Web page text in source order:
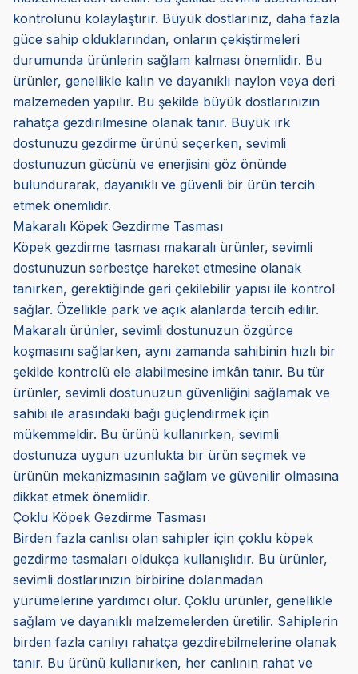
kontrolünü kolaylaştırır. Büyük dostlarınız, daha fazla
güce sahip olduklarından, onların çekiştirmeleri
durumunda ürünlerin sağlam kalması önemlidir. Bu
ürünler, genellikle kalın ve dayanıklı naylon veya deri
malzemeden yapılır. Bu şekilde büyük dostlarınızın
rahatça gezdirilmesine olanak tanır. Büyük ırk
dostunuzu gezdirme ürünü seçerken, sevimli
dostunuzun gücünü ve enerjisini göz önünde
bulundurarak, dayanıklı ve güvenli bir ürün tercih
etmek önemlidir.
Makaralı Köpek Gezdirme Tasması
Köpek gezdirme tasması makaralı ürünler, sevimli
dostunuzun serbestçe hareket etmesine olanak
tanırken, gerektiğinde geri çekilebilir yapısı ile kontrol
sağlar. Özellikle park ve açık alanlarda tercih edilir.
Makaralı ürünler, sevimli dostunuzun özgürce
koşmasını sağlarken, aynı zamanda sahibinin hızlı bir
şekilde kontrolü ele alabilmesine imkân tanır. Bu tür
ürünler, sevimli dostunuzun güvenliğini sağlamak ve
sahibi ile arasındaki bağı güçlendirmek için
mükemmeldir. Bu ürünü kullanırken, sevimli
dostunuza uygun uzunlukta bir ürün seçmek ve
ürünün mekanizmasının sağlam ve güvenilir olmasına
dikkat etmek önemlidir.
Çoklu Köpek Gezdirme Tasması
Birden fazla canlısı olan sahipler için çoklu köpek
gezdirme tasmaları oldukça kullanışlıdır. Bu ürünler,
sevimli dostlarınızın birbirine dolanmadan
yürümelerine yardımcı olur. Çoklu ürünler, genellikle
sağlam ve dayanıklı malzemelerden üretilir. Sahiplerin
birden fazla canlıyı rahatça gezdirebilmelerine olanak
tanır. Bu ürünü kullanırken, her canlının rahat ve